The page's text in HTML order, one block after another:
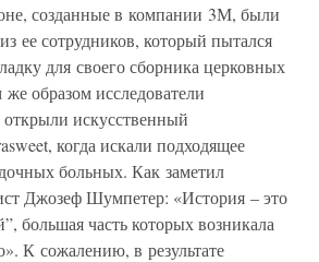
созданные в компании 3М, были
ее сотрудников, который пытался
для своего сборника церковных
образом исследователи
искусственный
когда искали подходящее
больных. Как заметил
Джозеф Шумпетер: «История – это
большая часть которых возникала
К сожалению, в результате